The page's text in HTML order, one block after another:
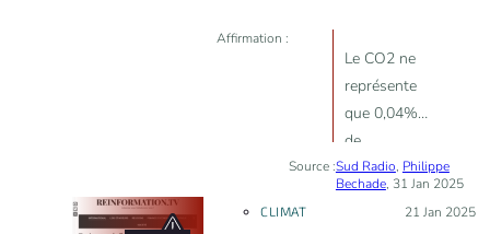
Affirmation :
Le CO2 ne
représente
que 0,04%
de
l’atmosphère,
les émissions
anthropiques
Source :Sud Radio, Philippe
Bechade, 31 Jan 2025
CLIMAT Posté le :
21 Jan 2025